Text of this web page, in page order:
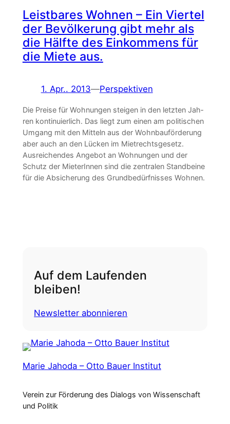
Leistbares Wohnen – Ein Viertel
der Bevölkerung gibt mehr als
die Hälfte des Einkommens für
die Miete aus.
1. Apr.. 2013—Perspektiven
Die Preise für Wohnungen steigen in den letzten Jah­
ren kontinuierlich. Das liegt zum einen am politischen
Umgang mit den Mitteln aus der Wohnbauförderung
aber auch an den Lücken im Mietrechtsgesetz.
Ausreichendes Angebot an Wohnungen und der
Schutz der MieterInnen sind die zentralen Standbeine
für die Absicherung des Grundbedürfnisses Wohnen.
Auf dem Laufenden
bleiben!
Newsletter abonnieren
Marie Jahoda – Otto Bauer Institut
Verein zur Förderung des Dialogs von Wissenschaft
und Politik